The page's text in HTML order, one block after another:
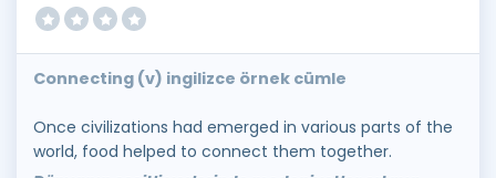
Connecting (v) ingilizce örnek cümle
Once civilizations had emerged in various parts of the
world, food helped to connect them together.